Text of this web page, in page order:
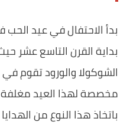
‏بدأ الاحتفال في عيد
بداية القرن التاسع عشر
الشوكولا والورود تقوم
مخصصة لهذا العيد مغلفة
باتخاذ هذا النوع من